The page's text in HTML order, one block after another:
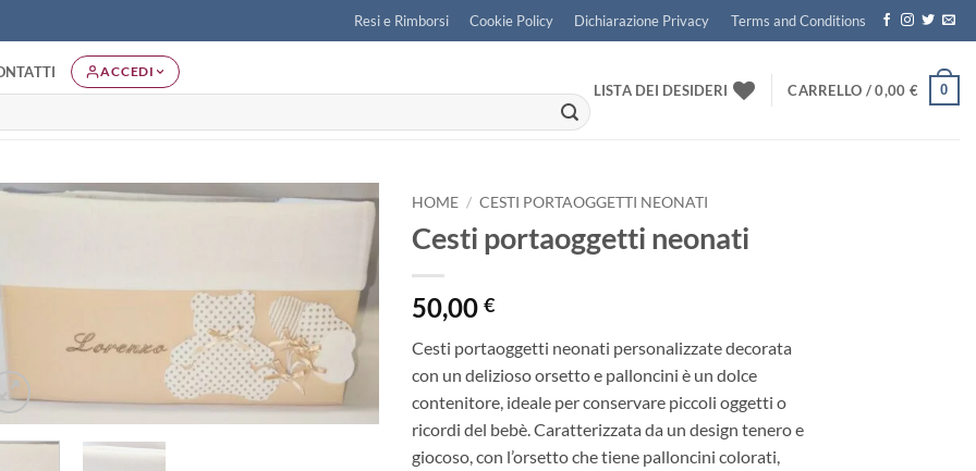
Resi e Rimborsi Cookie Policy Dichiarazione Privacy Terms and Conditions
ACCEDI
LISTA DEI DESIDERI CARRELLO /0,00 € 0
dei
desideri
HOME / CESTI PORTAOGGETTI NEONATI
Cesti portaoggetti neonati
50,00€
Cesti portaoggetti neonati personalizzate decorata
con un delizioso orsetto e palloncini è un dolce
contenitore, ideale per conservare piccoli oggetti o
ricordi del bebè. Caratterizzata da un design tenero e
giocoso, con l’orsetto che tiene palloncini colorati,